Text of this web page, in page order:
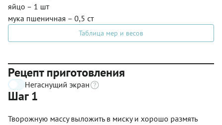
яйцо – 1 шт
мука пшеничная – 0,5 ст
Таблица мер и весов
Рецепт приготовления
Негаснущий экран
Шаг 1
Творожную массу выложить в миску и хорошо размять